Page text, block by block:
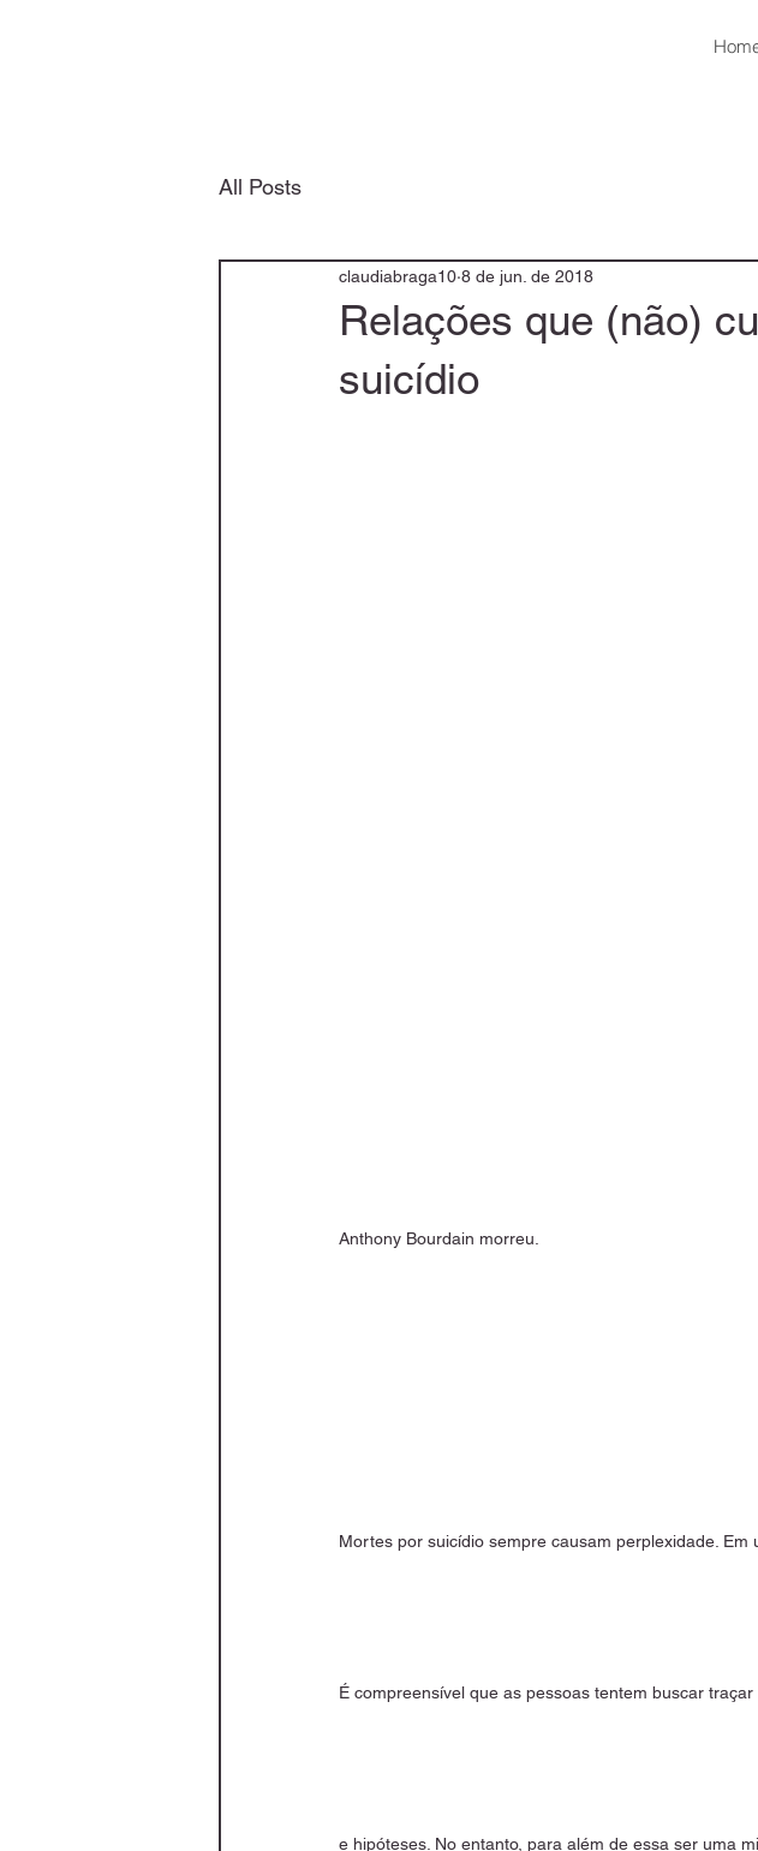
All Posts
Relações que (não)
suicídio
claudiabraga10 8 de jun. de 2018
Anthony Bourdain morreu.
Mortes por suicídio sempre causam perplexidade. Em
É compreensível que as pessoas tentem buscar
e hipóteses. No entanto, para além de essa ser uma